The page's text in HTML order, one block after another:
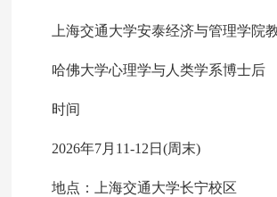
上海交通大学安泰经济与管理学院
哈佛大学心理学与人类学系博士后
时间
2026年7月11-12日(周末)
地点：上海交通大学长宁校区